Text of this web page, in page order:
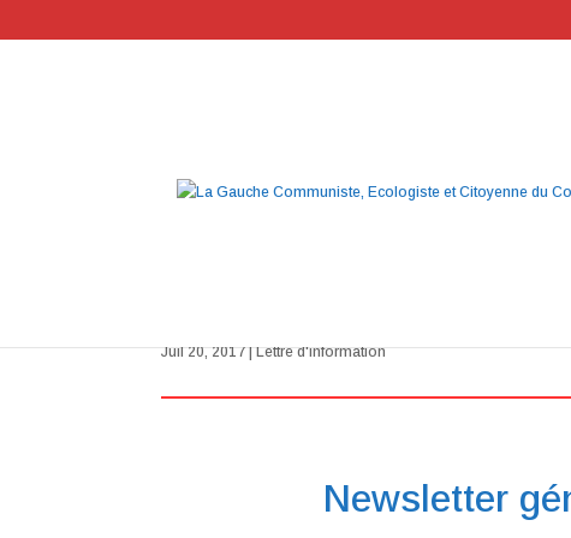
Juil 20, 2017|Lettre d'information
Newsletter